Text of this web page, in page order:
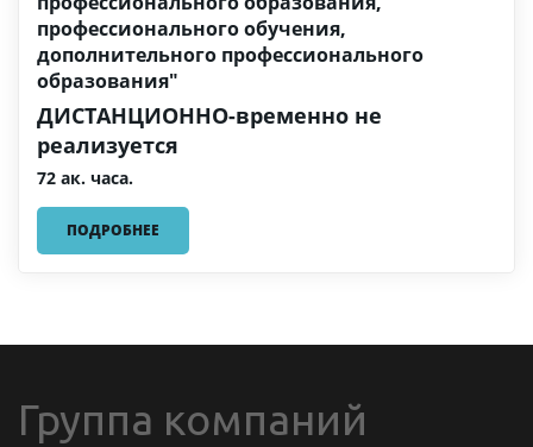
профессионального обучения,
дополнительного профессионального
образования"
ДИСТАНЦИОННО-временно не
реализуется
72 ак. часа.
ПОДРОБНЕЕ
Группа компаний